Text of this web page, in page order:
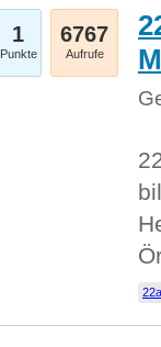
1
Punkte
6767
Aufrufe